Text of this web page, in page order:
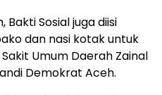
Bakti Sosial juga diisi
dan nasi kotak untuk
Umum Daerah Zainal
Demokrat Aceh.